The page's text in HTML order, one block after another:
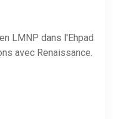
LMNP dans l'Ehpad
avec Renaissance.